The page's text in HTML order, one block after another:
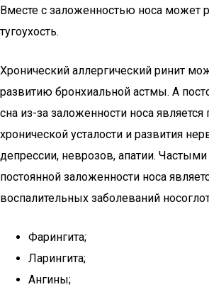
Вместе с заложенностью носа может
тугоухость.
Хронический аллергический ринит
развитию бронхиальной астмы. А
сна из-за заложенности носа является
хронической усталости и развития
депрессии, неврозов, апатии.
постоянной заложенности носа
воспалительных заболеваний
Фарингита;
Ларингита;
Ангины;